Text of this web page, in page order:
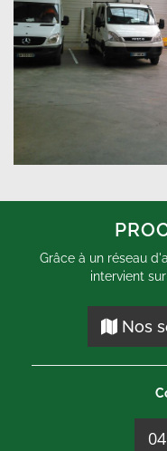
Grâce à un réseau
intervient
Nos